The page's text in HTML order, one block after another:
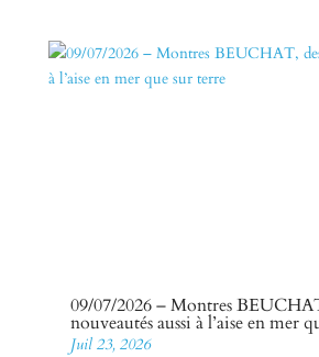
09/07/2026 – Montres
nouveautés aussi à l’aise en mer
Juil 23, 2026